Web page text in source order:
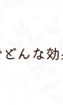
んな効